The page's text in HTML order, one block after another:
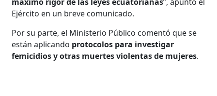
Ejército en un breve comunicado.
Por su parte, el Ministerio Público comentó que se
están aplicando protocolos para investigar
femicidios y otras muertes violentas de mujeres.